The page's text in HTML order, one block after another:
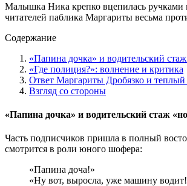
Малышка Ника крепко вцепилась ручками
читателей паблика Маргариты весьма
Содержание
«Папина дочка» и водительский
«Где полиция?»: волнение и критика
Ответ Маргариты Дробязко и
Взгляд со стороны
«Папина дочка» и водительский стаж
Часть подписчиков пришла в полный
смотрится в роли юного шофера:
«Папина доча!»
«Ну вот, выросла, уже машину